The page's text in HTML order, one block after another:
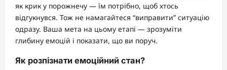
як крик у порожнечу — їм потрібно, щоб хтось
відгукнувся. Тож не намагайтеся “виправити” ситуацію
одразу. Ваша мета на цьому етапі — зрозуміти
глибину емоцій і показати, що ви поруч.
Як розпізнати емоційний стан?